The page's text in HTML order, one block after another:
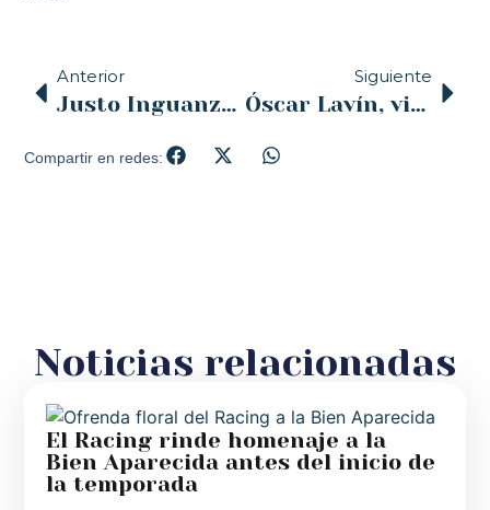
Anterior
Justo Inguanzo, delegado de Familia: “Tenemos que escuchar, meditar y sacar las conclusiones de las líneas que nos marque el Santo Padre para revitalizar nuestra Iglesia Diocesana”
Siguiente
Óscar Lavín, vicario para la Evangelización: “Encontrarse con el Papa es una experiencia muy importante para los creyentes”
Compartir en redes:
Noticias relacionadas
El Racing rinde homenaje a la
Bien Aparecida antes del inicio de
la temporada